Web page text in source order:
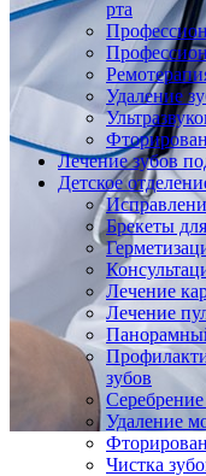
рта
Удаление
Лечение зубов
Детское
Брекеты
Лечение
Лечение
зубов
Серебрение
Удаление
Чистка